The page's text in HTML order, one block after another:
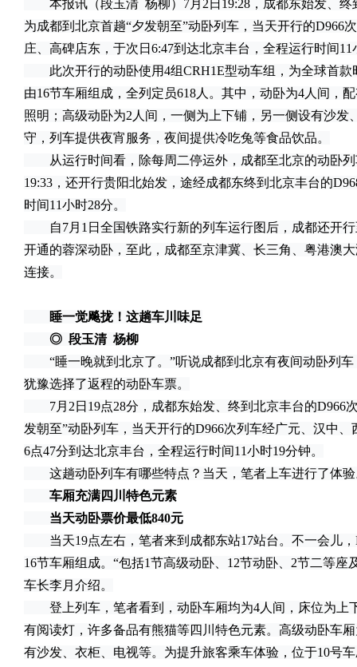
本报讯（段玉清 杨柳）7月2日19:28，成都东始发、终
为成都到北京首趟“夕发朝至”动卧列车，当天开行的D966
庄、高碑店东，于次日6:47到达北京丰台，全程运行时间11
此次开行的动卧使用4组CRH1E型动车组，为全球首款
由16节车厢组成，全列定员618人。其中，动卧为4人间，
照明；高级动卧为2人间，一侧为上下铺，另一侧设有沙发
守，列车提供夜宵服务，夜间提供冷吃兔等食品饮品。
从运行时间看，除每周二停运外，成都至北京的动卧列
19:33，还开行贵阳北始发，途经成都东终到北京丰台的
时间11小时28分。
自7月1日全国铁路实行新的列车运行图后，成都还开行
开通的蓉深动卧，至此，成都至京津冀、长三角、粤港澳
连接。
睡一觉飚拢！这趟车川味足
◎ 段玉清 杨柳
“睡一晚就到北京了。”听说成都到北京有夜间动卧列车
犹豫选择了返程的动卧车票。
7月2日19点28分，成都东始发、终到北京丰台的D966
发朝至”动卧列车，当天开行的D966次列车经广元、汉中
6点47分到达北京丰台，全程运行时间11小时19分钟。
这趟动卧列车有哪些特点？当天，笔者上车进行了体验
车厢充满四川特色元素
当天动卧票价最低840元
当天19点左右，笔者来到成都东站17站台。不一会儿，
16节车厢组成。“包括1节高级动卧、12节动卧、2节二等座
车长李月介绍。
登上列车，笔者看到，动卧车厢均为4人间，床位为上
有阅读灯，许多备品有熊猫等四川特色元素。高级动卧车
有沙发、衣柜、电视等。为提升旅客乘车体验，位于10号